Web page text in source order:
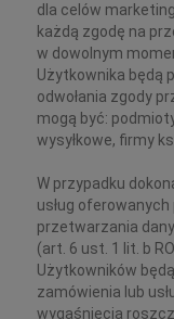
dla celów
każdą zgodę na
w dowolnym
Użytkownika będą
odwołania zgody
mogą być:
wysyłkowe, firmy
W przypadku
usług
przetwarzania
(art. 6 ust. 1 lit. b
Użytkowników
zamówienia lub
wygaśnięcia